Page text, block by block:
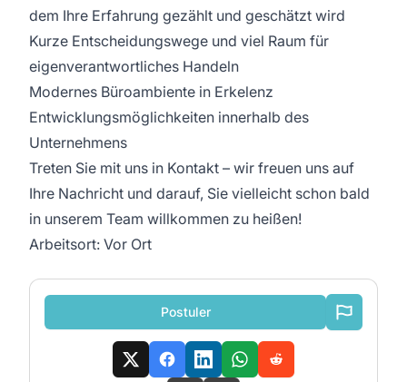
dem Ihre Erfahrung gezählt und geschätzt wird
Kurze Entscheidungswege und viel Raum für
eigenverantwortliches Handeln
Modernes Büroambiente in Erkelenz
Entwicklungsmöglichkeiten innerhalb des
Unternehmens
Treten Sie mit uns in Kontakt – wir freuen uns auf
Ihre Nachricht und darauf, Sie vielleicht schon bald
in unserem Team willkommen zu heißen!
Arbeitsort: Vor Ort
Postuler